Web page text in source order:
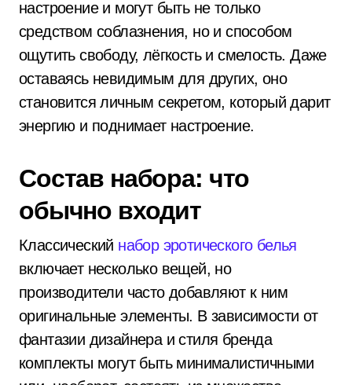
настроение и могут быть не только
средством соблазнения, но и способом
ощутить свободу, лёгкость и смелость. Даже
оставаясь невидимым для других, оно
становится личным секретом, который дарит
энергию и поднимает настроение.
Состав набора: что
обычно входит
Классический набор эротического белья
включает несколько вещей, но
производители часто добавляют к ним
оригинальные элементы. В зависимости от
фантазии дизайнера и стиля бренда
комплекты могут быть минималистичными